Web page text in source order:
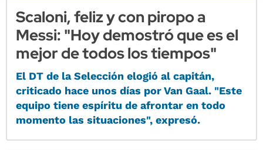
Scaloni, feliz y con piropo a
Messi: "Hoy demostró que es el
mejor de todos los tiempos"
El DT de la Selección elogió al capitán,
criticado hace unos días por Van Gaal. "Este
equipo tiene espíritu de afrontar en todo
momento las situaciones", expresó.